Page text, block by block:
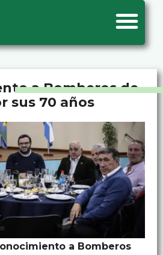
a Bomberos de
sus 70 años
a Bomberos